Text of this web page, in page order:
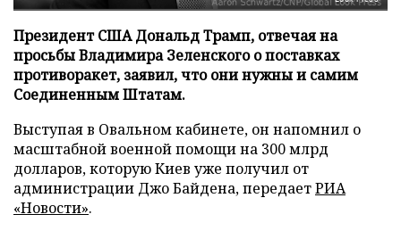
Президент США Дональд Трамп, отвечая на
просьбы Владимира Зеленского о поставках
противоракет, заявил, что они нужны и самим
Соединенным Штатам.
Выступая в Овальном кабинете, он напомнил о
масштабной военной помощи на 300 млрд
долларов, которую Киев уже получил от
администрации Джо Байдена, передаетРИА
«Новости».